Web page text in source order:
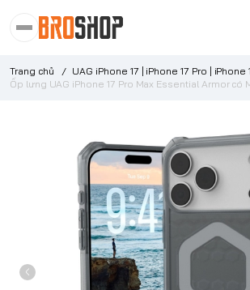
Trang chủ / UAG iPhone 17 | iPhone 17 Pro | iPhone
Ốp lưng UAG iPhone 17 Pro Max Essential Armor có